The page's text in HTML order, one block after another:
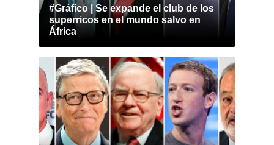
#Gráfico | Se expande el club de los
superricos en el mundo salvo en
África